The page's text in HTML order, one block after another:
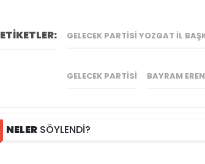
ETİKETLER: GELECEK PARTISI YOZGAT İL
GELECEK PARTISI BAYRAM
NELERSÖYLENDİ?